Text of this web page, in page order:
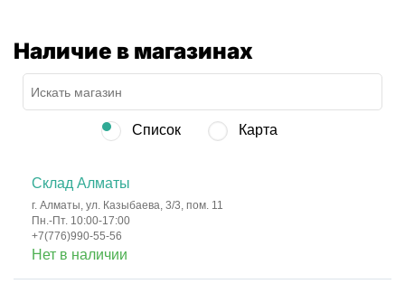
Наличие в магазинах
Список Карта
Склад Алматы
г. Алматы, ул. Казыбаева, 3/3, пом. 11
Пн.-Пт. 10:00-17:00
+7(776)990-55-56
Нет в наличии